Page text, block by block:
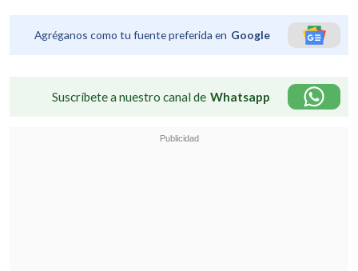
Agréganos como tu fuente preferida en Google
Suscríbete a nuestro canal de Whatsapp